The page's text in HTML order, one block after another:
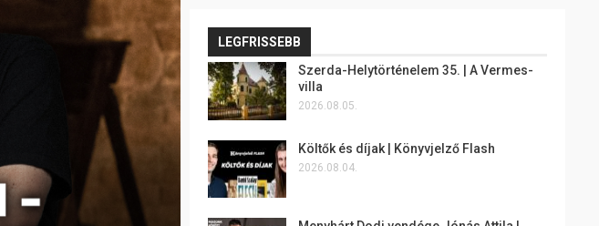
LEGFRISSEBB
Szerda-Helytörténelem 35. | A Vermes-
villa
2026.08.05.
Költők és díjak | Könyvjelző Flash
2026.08.04.